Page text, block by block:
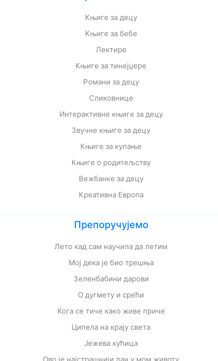
Књиге за децу
Књиге за бебе
Лектире
Књиге за тинејџере
Романи за децу
Сликовнице
Интерактивне књиге за децу
Звучне књиге за децу
Књиге за купање
Књиге о родитељству
Вежбанке за децу
Креативна Европа
Препоручујемо
Лето кад сам научила да летим
Мој дека је био трешња
Зеленбабини дарови
О дугмету и срећи
Кога се тиче како живе приче
Ципела на крају света
Јежева кућица